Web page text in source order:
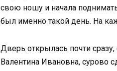
свою ношу и начала
был именно такой день. На
Дверь открылась почти
Валентина Ивановна, сурово